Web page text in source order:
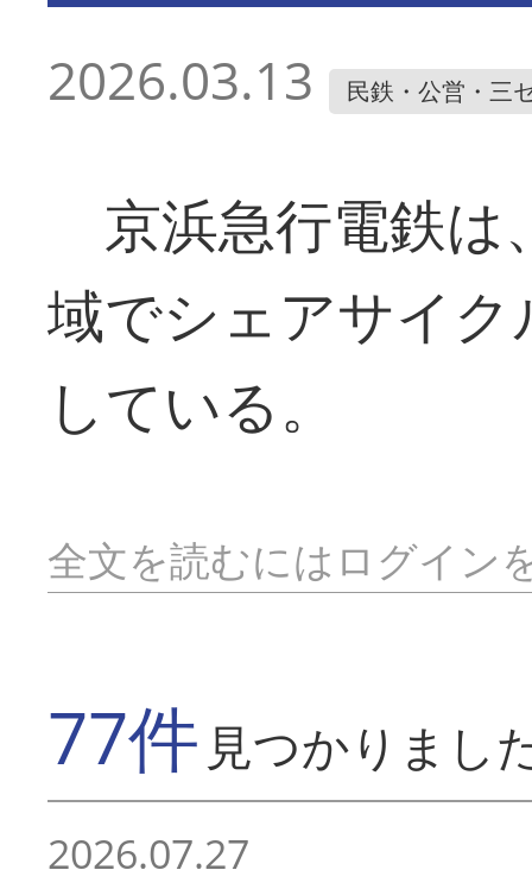
2026.03.13 民鉄・公営・三
京浜急行電鉄は
域でシェアサイ
している。
全文を読むにはログイン
77件 見つかりまし
2026.07.27